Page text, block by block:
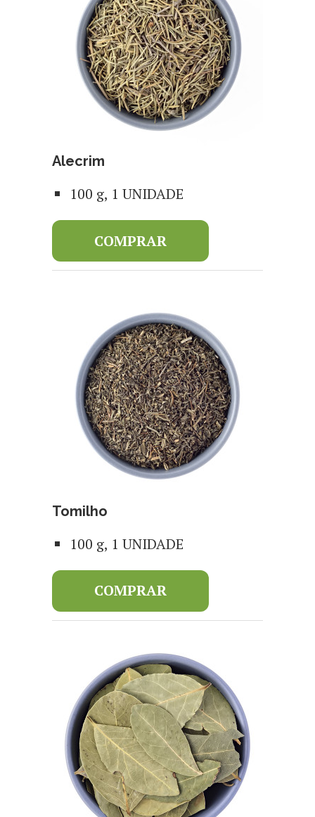
Alecrim
100 g, 1 UNIDADE
COMPRAR
Tomilho
100 g, 1 UNIDADE
COMPRAR